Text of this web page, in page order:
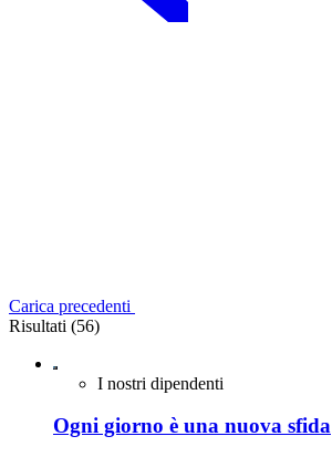
Carica precedenti
Risultati (56)
I nostri dipendenti
Ogni giorno è una nuova sfida